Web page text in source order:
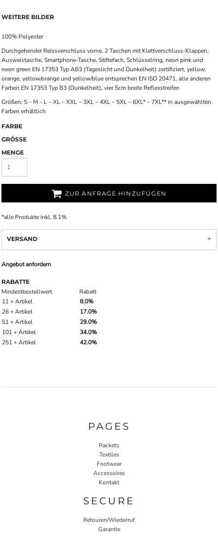
WEITERE BILDER
100% Polyester
Durchgehender Reissverschluss vorne, 2 Taschen mit Klettverschluss-Klappen,
Ausweistasche, Smartphone-Tasche, Stiftefach, Schlüsselring, neon pink und
neon green EN 17353 Typ AB3 (Tageslicht und Dunkelheit) zertifiziert, yellow,
orange, yellow/orange und yellow/blue entsprechen EN ISO 20471, alle anderen
Farben EN 17353 Typ B3 (Dunkelheit), vier 5cm breite Reflexstreifen
Größen: S – M – L – XL – XXL – 3XL – 4XL – 5XL – 6XL* – 7XL** in ausgewählten
Farben erhältlich
FARBE
GRÖSSE
MENGE
ZUR ANFRAGE HINZUFÜGEN
*alle Produkte inkl. 8.1%
VERSAND
Angebot anfordern
RABATTE
Mindestbestellwert
Rabatt
11 + Artikel
8.0%
26 + Artikel
17.0%
51 + Artikel
29.0%
101 + Artikel
34.0%
251 + Artikel
42.0%
PAGES
Rackets
Textiles
Footwear
Accessoires
Kontakt
SECURE
Retouren/Wiederruf
Garantie